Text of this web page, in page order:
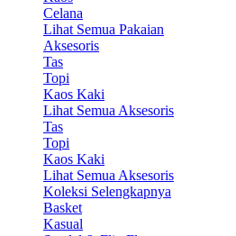
Celana
Lihat Semua Pakaian
Aksesoris
Tas
Topi
Kaos Kaki
Lihat Semua Aksesoris
Tas
Topi
Kaos Kaki
Lihat Semua Aksesoris
Koleksi Selengkapnya
Basket
Kasual